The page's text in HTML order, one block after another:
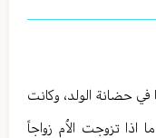
حضانة الولد، وكانت
تزوجت الاُم زواجاً